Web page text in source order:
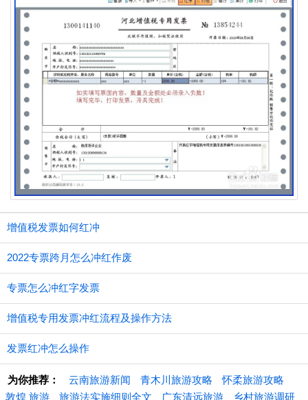
增值税发票如何红冲
2022专票跨月怎么冲红作废
专票怎么冲红字发票
增值税专用发票冲红流程及操作方法
发票红冲怎么操作
为你推荐： 云南旅游新闻 青木川旅游攻略
怀柔旅游攻略
敦煌 旅游
旅游法实施细则全文 广东清远旅游 乡村旅游调研